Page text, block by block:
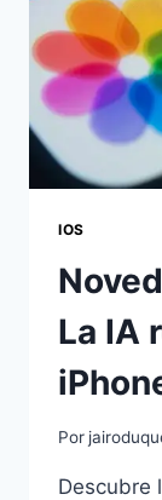
IOS
La IA
Por
Descubre